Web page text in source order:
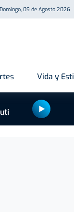
Domingo, 09 de Agosto 2026
Vida y